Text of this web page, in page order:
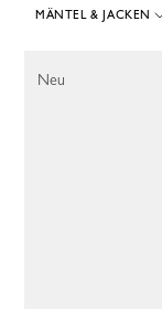
MÄNTEL & JACKEN
Neu